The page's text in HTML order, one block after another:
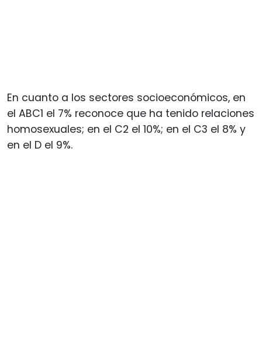
En cuanto a los sectores socioeconómicos, en
el ABC1 el 7% reconoce que ha tenido relaciones
homosexuales; en el C2 el 10%; en el C3 el 8% y
en el D el 9%.